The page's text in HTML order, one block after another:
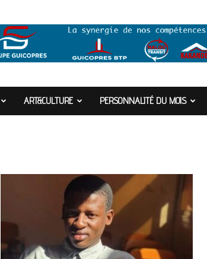
ART&CULTURE PERSONNALITÉ DU MOIS